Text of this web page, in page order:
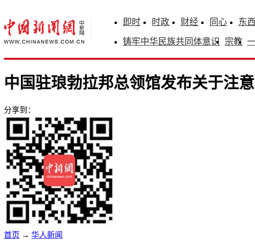
即时 时政 财经 同心 东
铸牢中华民族共同体意识 宗教
中国驻琅勃拉邦总领馆发布关于注
分享到：
首页 → 华人新闻